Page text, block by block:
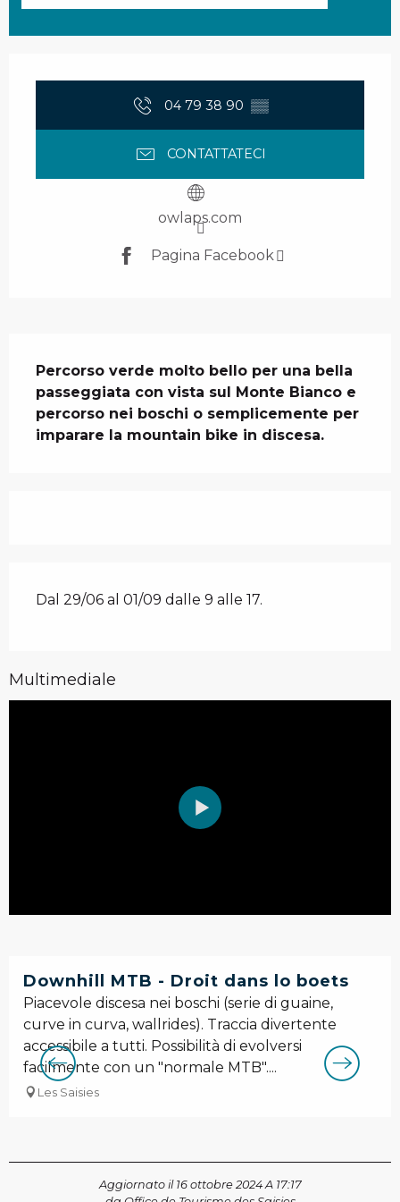
04 79 38 90 ▒▒
CONTATTATECI
owlaps.com
Pagina Facebook
Percorso verde molto bello per una bella
passeggiata con vista sul Monte Bianco e
percorso nei boschi o semplicemente per
imparare la mountain bike in discesa.
Dal 29/06 al 01/09 dalle 9 alle 17.
Multimediale
Downhill MTB - Droit dans lo boets
Piacevole discesa nei boschi (serie di guaine,
curve in curva, wallrides). Traccia divertente
accessibile a tutti. Possibilità di evolversi
facilmente con un "normale MTB"....
Les Saisies
Aggiornato il 16 ottobre 2024 A 17:17